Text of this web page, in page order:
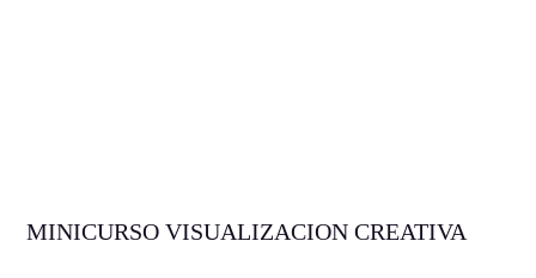
MINICURSO VISUALIZACION CREATIVA